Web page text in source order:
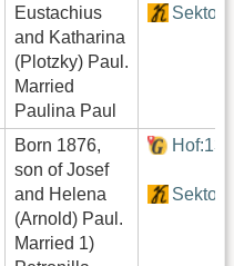
Eustachius
and Katharina
(Plotzky) Paul.
Married
Paulina Paul
Sektor2
Born 1876,
son of Josef
and Helena
(Arnold) Paul.
Married 1)
Hof:133
Sektor2